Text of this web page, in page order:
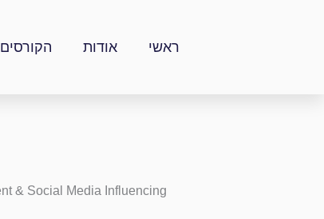
ראשי אודות הקורסים
& Social Media Influencing